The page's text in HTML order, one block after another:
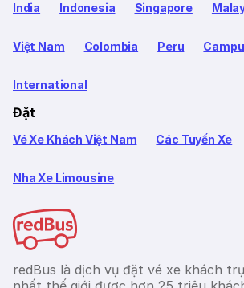
India Indonesia Singapore
Việt Nam Colombia Peru
International
Đặt
Vé Xe Khách Việt Nam Các Tuyến Xe
Nha Xe Limousine
redBus là dịch vụ đặt vé xe khách